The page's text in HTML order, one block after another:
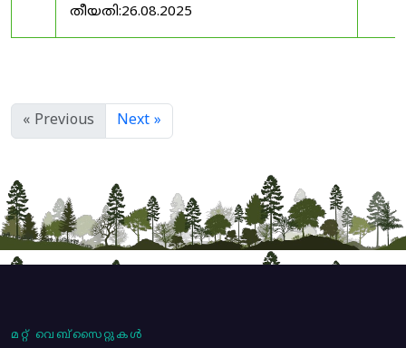
തീയതി:26.08.2025
« Previous Next »
മറ്റ് വെബ്സൈറ്റുകൾ